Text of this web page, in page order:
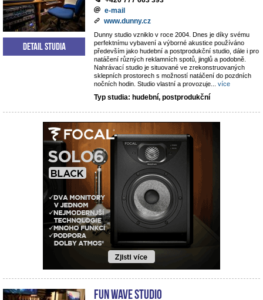
e-mail
www.dunny.cz
Dunny studio vzniklo v roce 2004. Dnes je díky svému
perfektnímu vybavení a výborné akustice používáno
především jako hudební a postprodukční studio, dále i pro
natáčení různých reklamních spotů, jinglů a podobně.
Nahrávací studio je situované ve zrekonstruovaných
sklepních prostorech s možností natáčení do pozdních
nočních hodin. Studio vlastní a provozuje
více
Typ studia: hudební, postprodukční
Detail studia
Fun Wave Studio